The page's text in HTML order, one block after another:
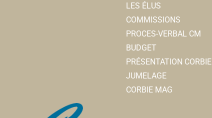
LES ÉLUS
COMMISSIONS
PROCES-VERBAL CM
BUDGET
PRÉSENTATION CORBIE
JUMELAGE
CORBIE MAG